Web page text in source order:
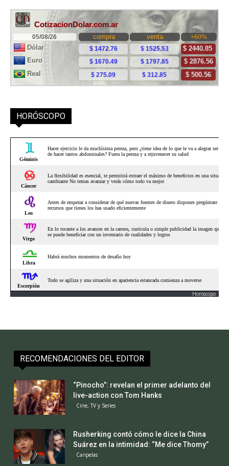
HORÓSCOPO
Horoscopo
RECOMENDACIONES DEL EDITOR
“Pinocho”: revelan el primer adelanto del
live-action con Tom Hanks
Cine, TV y Series
Rusherking contó cómo le dice la China
Suárez en la intimidad: “Me dice Thomy”
Caripelas